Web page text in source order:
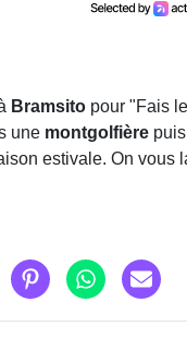
Bramsito pour "Fais
une montgolfière
estivale. On vous